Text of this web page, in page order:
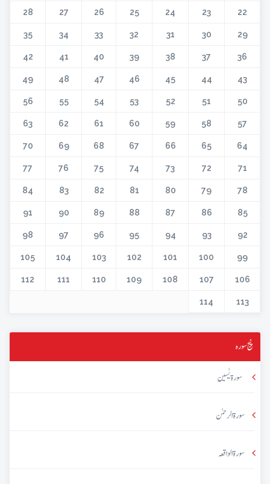
22
23
24
25
26
27
28
29
30
31
32
33
34
35
36
37
38
39
40
41
42
43
44
45
46
47
48
49
50
51
52
53
54
55
56
57
58
59
60
61
62
63
64
65
66
67
68
69
70
71
72
73
74
75
76
77
78
79
80
81
82
83
84
85
86
87
88
89
90
91
92
93
94
95
96
97
98
99
100
101
102
103
104
105
106
107
108
109
110
111
112
113
114
پنج سورہ
سورۃ یٰسین
سورۃ الرحمٰن
سورۃ الواقعہ